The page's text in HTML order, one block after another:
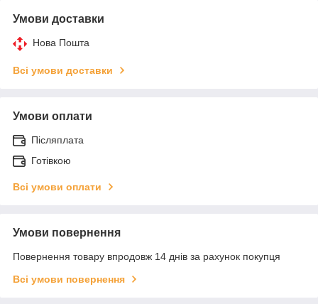
Умови доставки
Нова Пошта
Всі умови доставки
Умови оплати
Післяплата
Готівкою
Всі умови оплати
Умови повернення
Повернення товару впродовж 14 днів за рахунок покупця
Всі умови повернення